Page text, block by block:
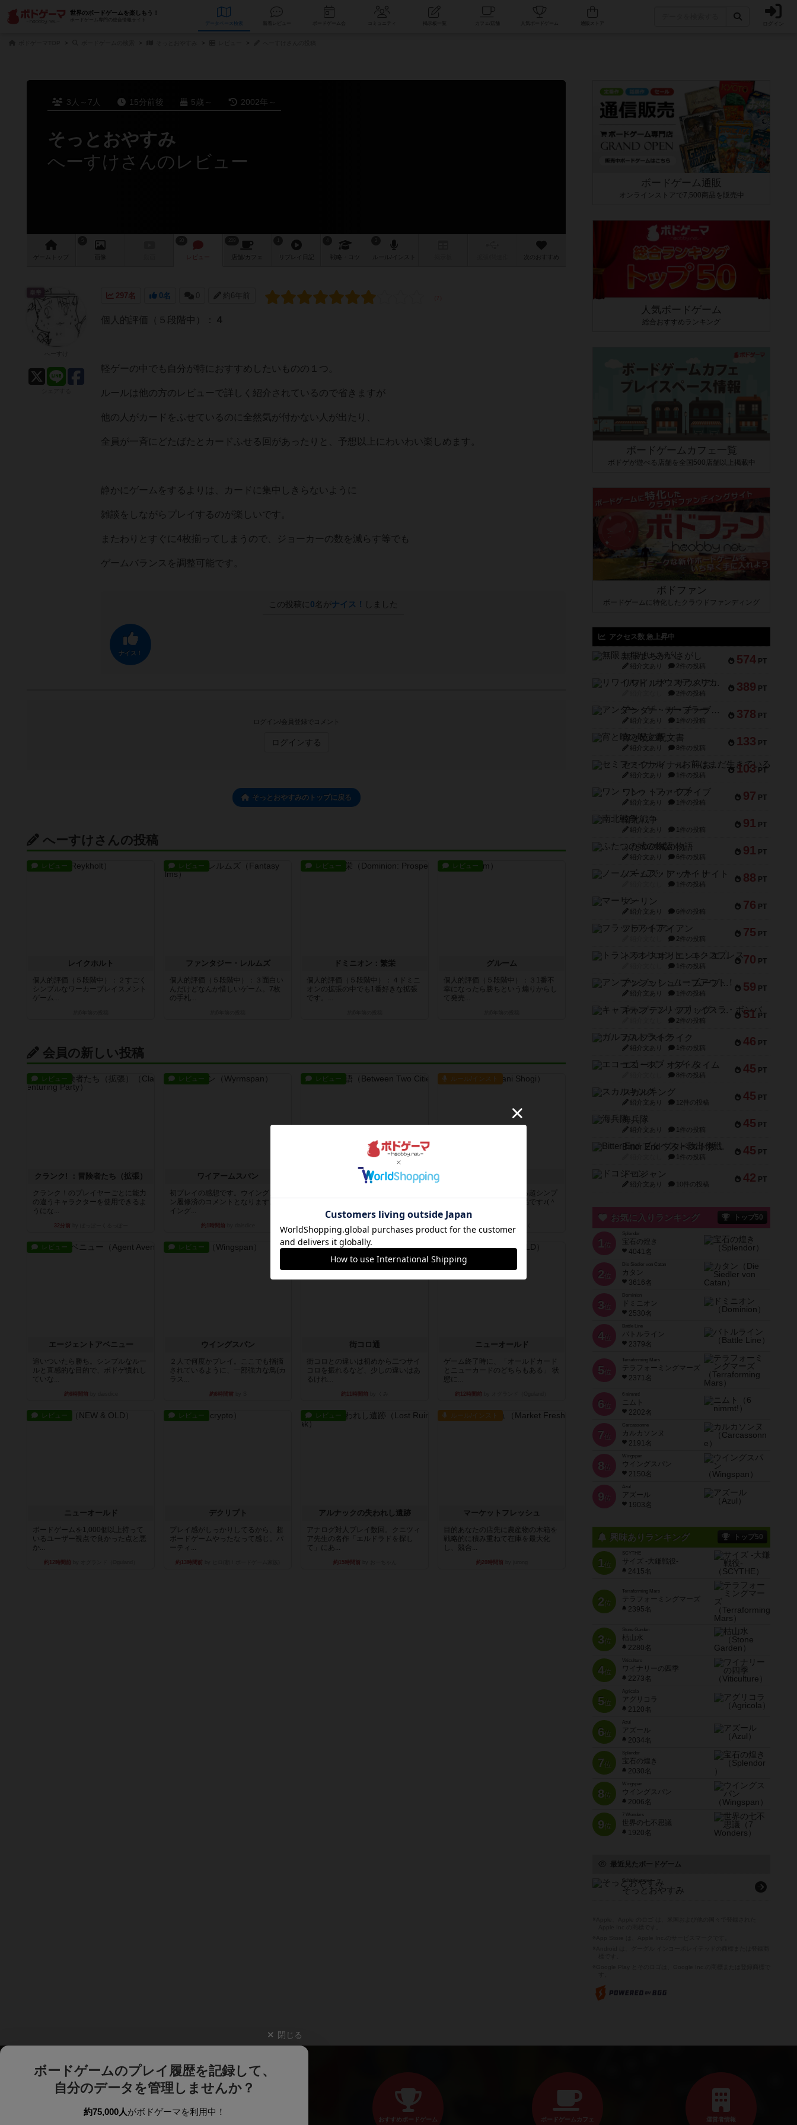
世界のボードゲームを楽しもう！
ボードゲーム専門の総合情報サイト
データベース コミュニティ 人気ボードゲーム ログイン
3人～7人 15分前後 5歳～ 2002年～
そっとおやすみ
へーすけさんのレビュー
ゲーム 画像 レビュー 店舗/ カフェ 戦略 次のおすすめ
297名 0名 0 約6年前
個人的評価（５段階中）： ４
軽ゲーの中でも自分が特におすすめしたいものの１つ。
ルールは他の方のレビューで詳しく紹介されているので省きますが
他の人がカードをふせているのに全然気が付かない人が出たり、
全員が一斉にどたばたとカードふせる回があったりと、予想以上にわいわい楽しめます。
静かにゲームをするよりは、カードに集中しきらないように
雑談をしながらプレイするのが楽しいです。
またわりとすぐに4枚揃ってしまうので、ジョーカーの数を減らす等でも
ゲームバランスを調整可能です。
この投稿に 0名がナイス！ しました
ナイス！
皇帝
ログイン/会員登録でコメント
ログインする
そっとおやすみのトップに戻る
へーすけさんの投稿
レビュー
レイクホルト
個人的評価（５段階中）：２すごく
シンプルなワーカープレイスメント
ゲーム...
レビュー
ファンタジー・レルムズ
個人的評価（５段階中）：３面白い
んだけどなんか惜しいゲーム。7枚
の手札...
レビュー
ドミニオン：繁栄
個人的評価（５段階中）：４ドミニ
オンの拡張の中でも1番好きな拡張
です。...
レビュー
グルーム
個人的評価（５段階中）：３1番不
幸になったら勝ちという煽りからし
て発売...
会員の新しい投稿
レビュー
クランク! ：冒険者たち（拡張）
クランク！のプレイヤーごとに能力
の違うキャラクターを使用できるよ
うにな...
32分前
レビュー
ワイアームスパン
初プレイの感想です。ウイングスパ
ン履修済のコメントとなります。ウ
イング...
約1時間前
レビュー
ふたつの街の物語
にあ...
約5時間前 by ジェイとと
ルール/インスト
３種類の駒だけが登場する超シンプ
ルな将棋系ゲーム入門作品です♪(＾
＾)...
約5時間前
レビュー
エージェントアベニュー
追いついたら勝ち。シンプルなルー
ルと直感的な目的で、ボドゲ慣れし
ていな...
約6時間前
レビュー
ウイングスパン
２人で何度かプレイ。ここでも指摘
されているように、一部強力な鳥(カ
ラス...
約6時間前
レビュー
街コロ通
街コロとの違いは初めから二つサイ
コロを振れるなど、少しの違いはあ
るけれ...
約11時間前
戦略やコツ
ニューオールド
ゲーム終了時に、「オールドカード
とニューカードのどちらもある」 状
態に...
約12時間前
レビュー
ニューオールド
ボードゲームを1,000個以上持って
いるユーザー視点で良かった点と悪
か...
約12時間前
レビュー
デクリプト
プレイ感がしっかりしてるから、超
ボードゲームやったなって感じ。パ
ーティ...
約13時間前
レビュー
アルナックの失われし遺跡
アナログ対人プレイ数回。クニツィ
ア先生の名作「エルドラドを探し
て」にあ...
約15時間前
ルール/インスト
マーケットフレッシュ
目的あなたの店先に農産物の木箱を
戦略的に積み重ねて在庫を最大化
し、競合...
約20時間前
ボードゲーム通販
オンラインストアで7,500商品を販売中
人気ボードゲーム
総合おすすめランキング
ボードゲームカフェ一覧
ボドゲが遊べる店舗を全国500店舗以上掲載中
ボドファン
ボードゲームに特化したクラウドファンディング
アクセス数 急上昇中
574 PT
無限まちがいさがし
紹介文あり 2件の投稿
389 PT
リワイルド：サウスアメリカ
2件の投稿
378 PT
アンダー・ザ・テーブラー
紹介文あり 1件の投稿
133 PT
宵と暁の呪文書
紹介文あり 8件の投稿
103 PT
セミファイナル ～お前はまだ生きている～
紹介文あり 1件の投稿
97 PT
ワン・トゥ・ファイブ
紹介文あり 1件の投稿
91 PT
南北戦争
紹介文あり 1件の投稿
91 PT
ふたつの城の物語
紹介文あり 6件の投稿
88 PT
ノームズ・アット・ナイト
1件の投稿
76 PT
マーリン
紹介文あり 6件の投稿
75 PT
フラットアイアン
2件の投稿
70 PT
トランスオリエント・エクスプレス
1件の投稿
59 PT
アンブッシュ！：ムーブアウト！
紹介文あり 1件の投稿
51 PT
キャプテン・フリップ：イスラ・ボンバ
2件の投稿
46 PT
ガルフストライク
紹介文あり 1件の投稿
45 PT
エコーズ・オブ・タイム
8件の投稿
45 PT
スカルキング
紹介文あり 12件の投稿
45 PT
海兵隊
紹介文あり 1件の投稿
45 PT
Bitter End ブタペスト救出作戦
1件の投稿
42 PT
ドコジャン
紹介文あり 10件の投稿
お気に入りランキング トップ50
1 位
宝石の煌き
4041名
2 位
Die Siedler von Catan
カタン
3616名
3 位
ドミニオン
2530名
4位
Battle Line
バトルライン
2379名
5 位
Terraforming Mars
テラフォーミングマーズ
2371名
6 位
ニムト
2202名
7 位
Carcassonne
カルカソンヌ
2191名
8 位
Wingspan
ウイングスパン
2150名
9 位
Azul
アズール
1903名
興味ありランキング トップ50
1位
SCYTHE
サイズ -大鎌戦役-
2415名
2位
Terraforming Mars
テラフォーミングマーズ
2395名
3位
Stone Garden
枯山水
2280名
4位
Viticulture
ワイナリーの四季
2273名
5位
Agricola
アグリコラ
2120名
6位
Azul
アズール
2034名
7位
宝石の煌き
2030名
8位
Wingspan
ウイングスパン
2006名
9位
7 Wonders
世界の七不思議
1920名
最近見たボードゲーム
Schlafmuetze
そっとおやすみ
閉じる
ボードゲームのプレイ履歴を記録して、
自分のデータを管理しませんか？
約75,000人がボドゲーマを利用中！
おすすめボードゲーム ボードゲームカフェ 運営者情報